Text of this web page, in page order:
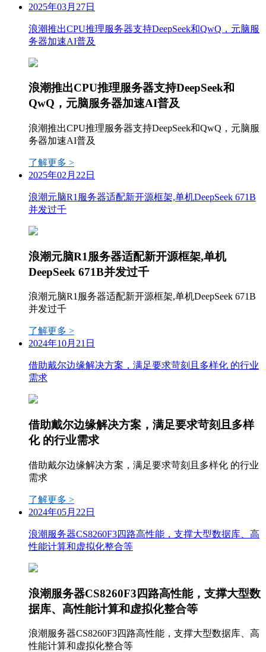
2025年03月27日
浪潮推出CPU推理服务器支持DeepSeek和QwQ，元脑服
务器加速AI普及
浪潮推出CPU推理服务器支持DeepSeek和
QwQ，元脑服务器加速AI普及
浪潮推出CPU推理服务器支持DeepSeek和QwQ，元脑服
务器加速AI普及
了解更多 >
2025年02月22日
浪潮元脑R1服务器适配新开源框架,单机DeepSeek 671B
并发过千
浪潮元脑R1服务器适配新开源框架,单机
DeepSeek 671B并发过千
浪潮元脑R1服务器适配新开源框架,单机DeepSeek 671B
并发过千
了解更多 >
2024年10月21日
借助戴尔边缘解决方案，满足要求苛刻且多样化 的行业
需求
借助戴尔边缘解决方案，满足要求苛刻且多样
化 的行业需求
借助戴尔边缘解决方案，满足要求苛刻且多样化 的行业
需求
了解更多 >
2024年05月22日
浪潮服务器CS8260F3四路高性能，支撑大型数据库、高
性能计算和虚拟化整合等
浪潮服务器CS8260F3四路高性能，支撑大型数
据库、高性能计算和虚拟化整合等
浪潮服务器CS8260F3四路高性能，支撑大型数据库、高
性能计算和虚拟化整合等